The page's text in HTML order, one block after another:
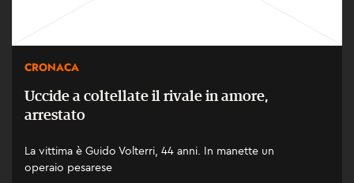
CRONACA
Uccide a coltellate il rivale in amore,
arrestato
La vittima è Guido Volterri, 44 anni. In manette un
operaio pesarese